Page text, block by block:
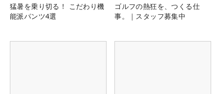
猛暑を乗り切る！ こだわり機
能派パンツ4選
ゴルフの熱狂を、つくる仕
事。｜スタッフ募集中